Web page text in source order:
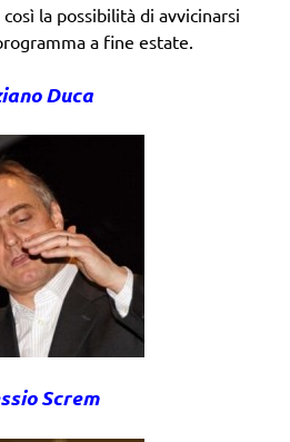
la possibilità di avvicinarsi
a fine estate.
Duca
Screm